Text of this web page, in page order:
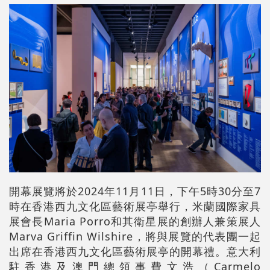
開幕展覽將於2024年11月11日，下午5時30分至7
時在香港西九文化區藝術展亭舉行，米蘭國際家具
展會長Maria Porro和其衛星展的創辦人兼策展人
Marva Griffin Wilshire，將與展覽的代表團一起
出席在香港西九文化區藝術展亭的開幕禮。意大利
駐香港及澳門總領事費文浩（Carmelo